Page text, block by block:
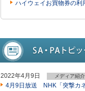
ハイウェイお買物券の利
2022年4月9日 メディア紹介
4月9日放送 NHK「突撃カ